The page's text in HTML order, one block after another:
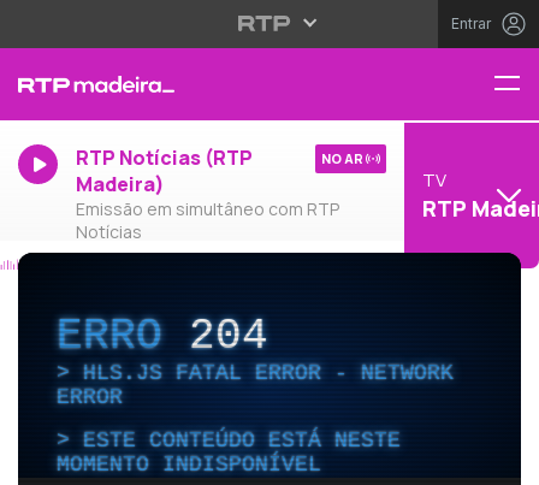
Entrar
RTP Notícias (RTP
Madeira)
Emissão em simultâneo com RTP
Notícias
NO AR
TV
RTP
ERRO204
HLS.JS FATAL ERROR - NETWORK
ERROR
ESTE CONTEÚDO ESTÁ NESTE
MOMENTO INDISPONÍVEL